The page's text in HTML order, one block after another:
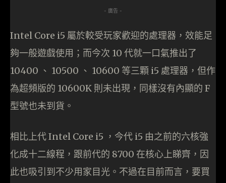
- 廣告 -
Intel Core i5 屬於較受玩家歡迎的處理器，效能足
夠一般遊戲使用；而今次 10 代就一口氣推出了
10400 、 10500 、 10600 等三顆 i5 處理器，但作
為超頻版的 10600K 則未出現，同樣沒有內顯的 F
型號也未到貨。
相比上代 Intel Core i5 ，今代 i5 由之前的六核強
化成十二線程，跟前代的 8700 在核心上睇齊，因
此也吸引到不少用家目光。不過在目前而言，要買